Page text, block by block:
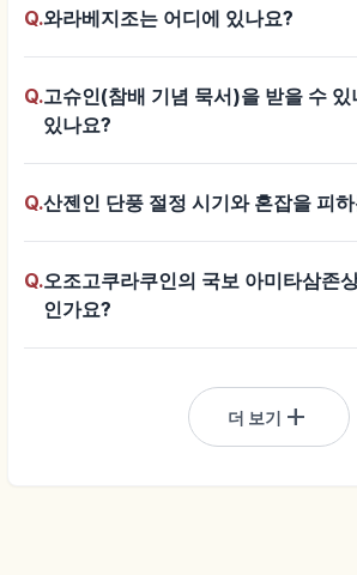
Q.와라베지조는 어디에 있나요?
Q.고슈인(참배 기념 묵서)을 받을 수 있
있나요?
Q.산젠인 단풍 절정 시기와 혼잡을 피
Q.오조고쿠라쿠인의 국보 아미타삼존
인가요?
더 보기 add